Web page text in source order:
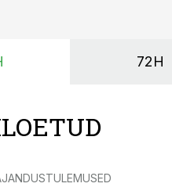
72H